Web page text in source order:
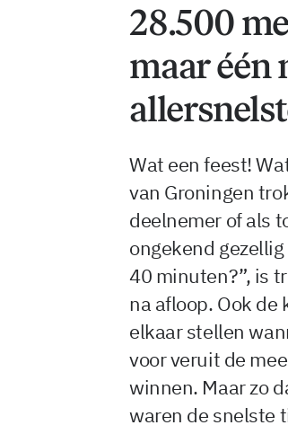
28.500
maar één
Wat een feest!
van Groningen
deelnemer of als
ongekend
40 minuten?”, is
na afloop. Ook de
elkaar stellen
voor veruit de
winnen. Maar zo
waren de snelste